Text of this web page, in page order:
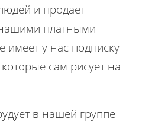
и продает
платными
у нас подписку
сам рисует на
в нашей группе